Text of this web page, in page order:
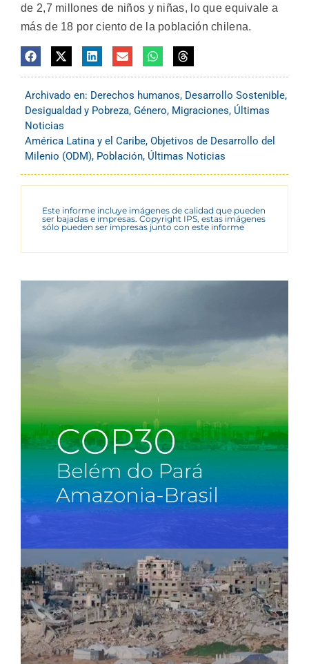
de 2,7 millones de niños y niñas, lo que equivale a
más de 18 por ciento de la población chilena.
Archivado en: Derechos humanos, Desarrollo Sostenible,
Desigualdad y Pobreza, Género, Migraciones, Últimas
Noticias
América Latina y el Caribe, Objetivos de Desarrollo del
Milenio (ODM), Población, Últimas Noticias
Este informe incluye imágenes de calidad que pueden
ser bajadas e impresas. Copyright IPS, estas imágenes
sólo pueden ser impresas junto con este informe